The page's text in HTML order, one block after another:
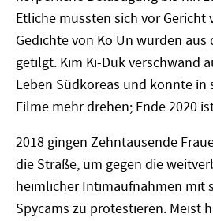
Etliche mussten sich vor Gericht
Gedichte von Ko Un wurden
getilgt. Kim Ki-Duk verschwand
Leben Südkoreas und konnte in
Filme mehr drehen; Ende 2020
2018 gingen Zehntausende
die Straße, um gegen die
heimlicher Intimaufnahmen mit
Spycams zu protestieren. Meist